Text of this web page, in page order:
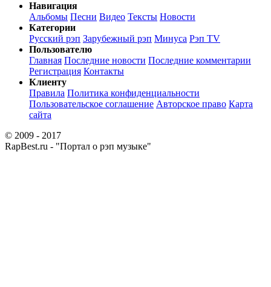
Навигация
Альбомы Песни Видео Тексты Новости
Категории
Русский рэп Зарубежный рэп Минуса Рэп TV
Пользователю
Главная Последние новости Последние комментарии
Регистрация Контакты
Клиенту
Правила Политика конфиденциальности
Пользовательское соглашение Авторское право Карта
сайта
© 2009 - 2017
RapBest.ru - "Портал о рэп музыке"